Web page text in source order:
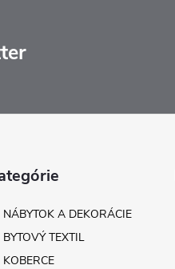
NÁBYTOK A DEKORÁCIE
BYTOVÝ TEXTIL
KOBERCE